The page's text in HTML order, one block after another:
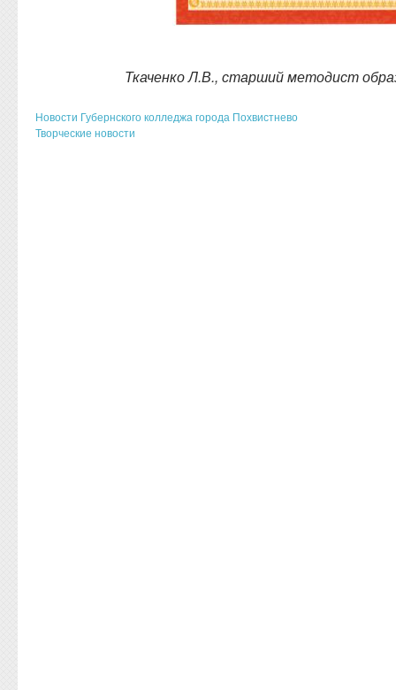
Ткаченко Л.В., старший методист
Новости Губернского колледжа города Похвистнево
Творческие новости